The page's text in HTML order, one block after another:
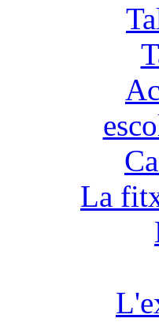
La